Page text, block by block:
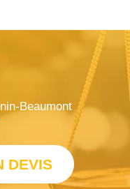
Beaumont
DEVIS